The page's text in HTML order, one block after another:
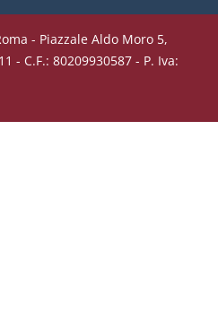
- Piazzale Aldo Moro 5,
- C.F.: 80209930587 - P. Iva: